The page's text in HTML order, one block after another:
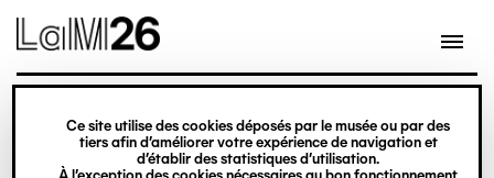
Gestion des cookies
Ce site utilise des cookies déposés par le musée ou par des
tiers afin d’améliorer votre expérience de navigation et
d’établir des statistiques d’utilisation.